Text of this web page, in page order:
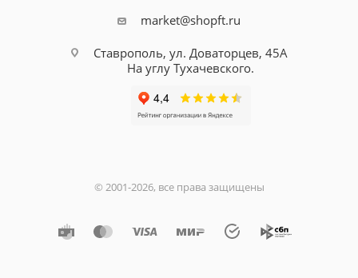
market@shopft.ru
Ставрополь, ул. Доваторцев, 45А
На углу Тухачевского.
© 2001-2026, все права защищены